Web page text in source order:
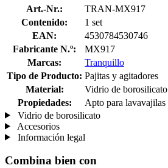
Art.-Nr.:
TRAN-MX917
Contenido:
1 set
EAN:
4530784530746
Fabricante N.º:
MX917
Marcas:
Tranquillo
Tipo de Producto: Pajitas y agitadores
Material:
Vidrio de borosilicato
Propiedades:
Apto para lavavajilas
Vidrio de borosilicato
Accesorios
Información legal
Combina bien con